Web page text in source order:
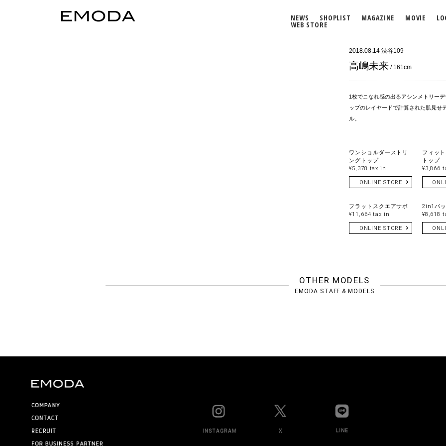
NEWS SHOPLIST MAGAZINE MOVIE
WEB STORE
2018.08.14 渋谷109
高嶋未来 / 161cm
1枚でこなれ感の出るアシンメトリー
ップのレイヤードで計算された肌見せ
ル。
ワンショルダーストリ
ングトップ
¥5,378 tax in
ONLINE STORE
フィッ
トップ
¥3,866
フラットスクエアサボ
¥11,664 tax in
ONLINE STORE
2in1バ
¥8,618
OTHER MODELS
EMODA STAFF & MODELS